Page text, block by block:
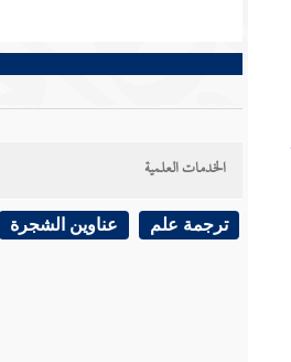
الخدمات العلمية
ترجمة علم عناوين الشجرة